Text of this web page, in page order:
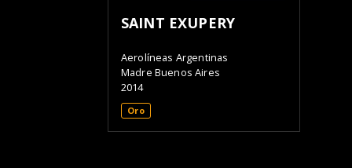
SAINT EXUPERY
Aerolíneas Argentinas
Madre Buenos Aires
2014
Oro